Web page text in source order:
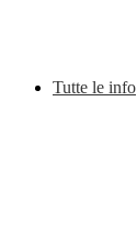
Tutte le info